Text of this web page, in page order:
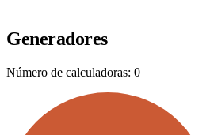
Generadores
Número de calculadoras: 0